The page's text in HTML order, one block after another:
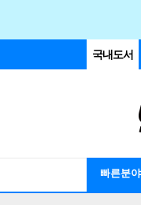
국내도서
빠른분야